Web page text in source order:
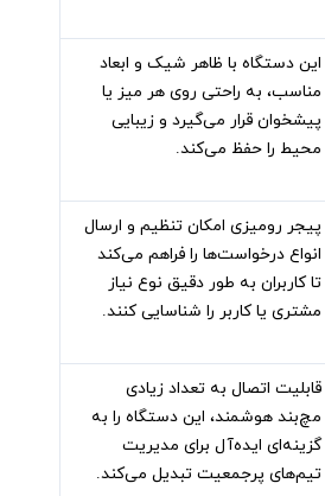
این دستگاه با ظاهر شیک و ابعاد
مناسب، به راحتی روی هر میز یا
پیشخوان قرار می‌گیرد و زیبایی
محیط را حفظ می‌کند.
پیجر رومیزی امکان تنظیم و ارسال
انواع درخواست‌ها را فراهم می‌کند
تا کاربران به طور دقیق نوع نیاز
مشتری یا کاربر را شناسایی کنند.
قابلیت اتصال به تعداد زیادی
مچ‌بند هوشمند، این دستگاه را به
گزینه‌ای ایده‌آل برای مدیریت
تیم‌های پرجمعیت تبدیل می‌کند.